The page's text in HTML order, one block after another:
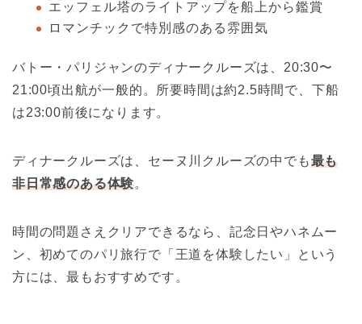
エッフェル塔のライトアップを船上から鑑賞
ロマンチックで特別感のある雰囲気
バトー・パリジャンのディナークルーズは、20:30〜
21:00頃出航が一般的。所要時間は約2.5時間で、下船
は23:00前後になります。
ディナークルーズは、セーヌ川クルーズの中でも最も
非日常感のある体験。
時間の問題さえクリアできるなら、記念日やハネムー
ン、初めてのパリ旅行で「王道を体験したい」という
方には、最もおすすめです。